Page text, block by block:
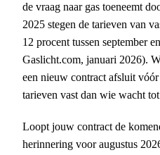
de vraag naar gas toeneemt
2025 stegen de tarieven van
12 procent tussen september
Gaslicht.com, januari 2026).
een nieuw contract afsluit
tarieven vast dan wie wacht tot
Loopt jouw contract de
herinnering voor augustus